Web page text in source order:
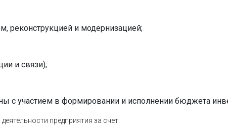
реконструкцией и модернизацией;
и связи);
с участием в формировании и исполнении бюджета
предприятия за счет: